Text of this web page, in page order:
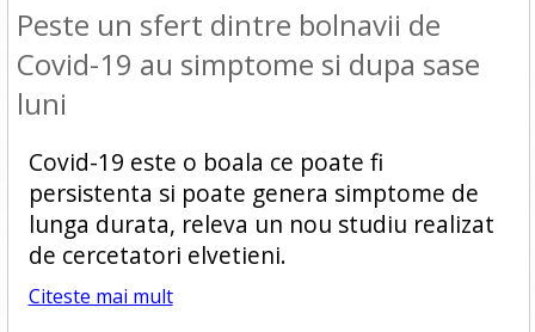
Peste un sfert dintre bolnavii de
Covid-19 au simptome si dupa sase
luni
Covid-19 este o boala ce poate fi
persistenta si poate genera simptome de
lunga durata, releva un nou studiu realizat
de cercetatori elvetieni.
Citeste mai mult